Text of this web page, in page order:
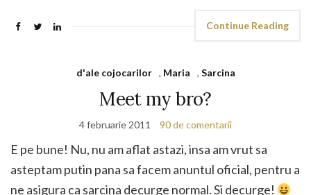
Continue Reading
d'ale cojocarilor , Maria , Sarcina
Meet my bro?
4 februarie 2011 90 de comentarii
E pe bune! Nu, nu am aflat astazi, insa am vrut sa
asteptam putin pana sa facem anuntul oficial, pentru a
ne asigura ca sarcina decurge normal. Si decurge!